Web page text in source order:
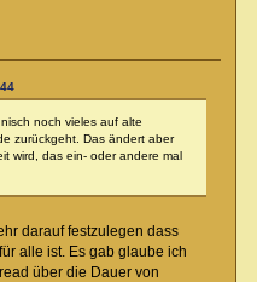
noch vieles auf alte
zurückgeht. Das ändert aber
wird, das ein- oder andere mal
darauf festzulegen dass
alle ist. Es gab glaube ich
über die Dauer von